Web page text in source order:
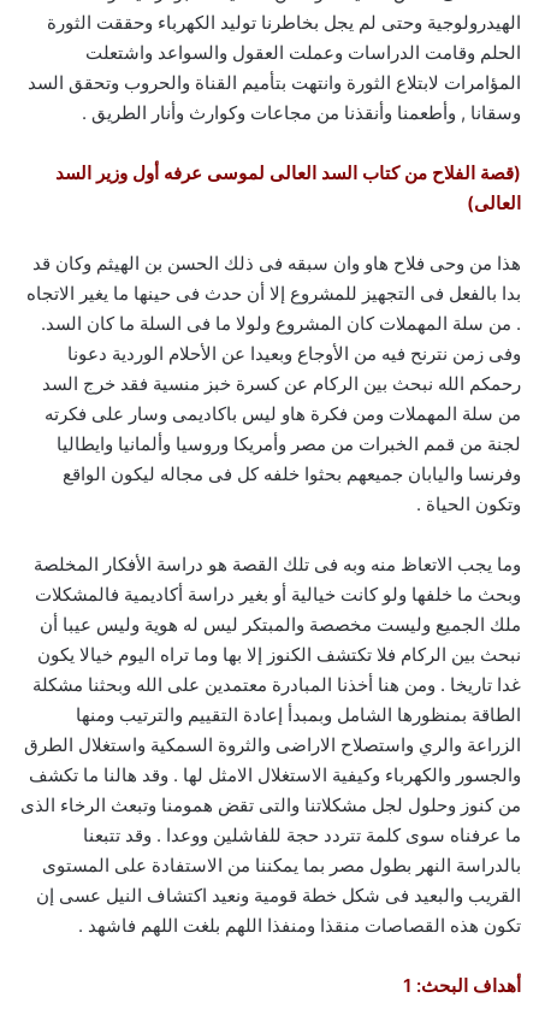
الهيدرولوجية وحتى لم يجل بخاطرنا توليد الكهرباء وحققت الثورة
الحلم وقامت الدراسات وعملت العقول والسواعد واشتعلت
المؤامرات لابتلاع الثورة وانتهت بتأميم القناة والحروب وتحقق السد
وسقانا , وأطعمنا وأنقذنا من مجاعات وكوارث وأنار الطريق .
(قصة الفلاح من كتاب السد العالى لموسى عرفه أول وزير السد
العالى)
هذا من وحى فلاح هاو وان سبقه فى ذلك الحسن بن الهيثم وكان قد
بدا بالفعل فى التجهيز للمشروع إلا أن حدث فى حينها ما يغير الاتجاه
. من سلة المهملات كان المشروع ولولا ما فى السلة ما كان السد.
وفى زمن نترنح فيه من الأوجاع وبعيدا عن الأحلام الوردية دعونا
رحمكم الله نبحث بين الركام عن كسرة خبز منسية فقد خرج السد
من سلة المهملات ومن فكرة هاو ليس باكاديمى وسار على فكرته
لجنة من قمم الخبرات من مصر وأمريكا وروسيا وألمانيا وايطاليا
وفرنسا واليابان جميعهم بحثوا خلفه كل فى مجاله ليكون الواقع
وتكون الحياة .
وما يجب الاتعاظ منه وبه فى تلك القصة هو دراسة الأفكار المخلصة
وبحث ما خلفها ولو كانت خيالية أو بغير دراسة أكاديمية فالمشكلات
ملك الجميع وليست مخصصة والمبتكر ليس له هوية وليس عيبا أن
نبحث بين الركام فلا تكتشف الكنوز إلا بها وما تراه اليوم خيالا يكون
غدا تاريخا . ومن هنا أخذنا المبادرة معتمدين على الله وبحثنا مشكلة
الطاقة بمنظورها الشامل وبمبدأ إعادة التقييم والترتيب ومنها
الزراعة والري واستصلاح الاراضى والثروة السمكية واستغلال الطرق
والجسور والكهرباء وكيفية الاستغلال الامثل لها . وقد هالنا ما تكشف
من كنوز وحلول لجل مشكلاتنا والتى تقض همومنا وتبعث الرخاء الذى
ما عرفناه سوى كلمة تتردد حجة للفاشلين ووعدا . وقد تتبعنا
بالدراسة النهر بطول مصر بما يمكننا من الاستفادة على المستوى
القريب والبعيد فى شكل خطة قومية ونعيد اكتشاف النيل عسى إن
تكون هذه القصاصات منقذا ومنفذا اللهم بلغت اللهم فاشهد .
أهداف البحث: 1